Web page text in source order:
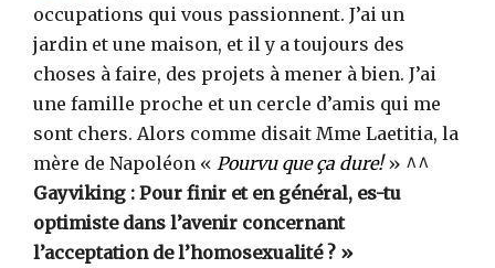
occupations qui vous passionnent. J’ai un
jardin et une maison, et il y a toujours des
choses à faire, des projets à mener à bien. J’ai
une famille proche et un cercle d’amis qui me
sont chers. Alors comme disait Mme Laetitia, la
mère de Napoléon « Pourvu que ça dure!» ^^
Gayviking : Pour finir et en général, es-tu
optimiste dans l’avenir concernant
l’acceptation de l’homosexualité ? »